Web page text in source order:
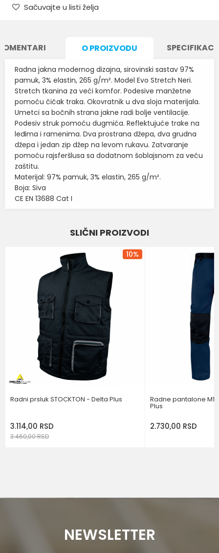
Sačuvajte u listi želja
O PROIZVODU
Radna jakna modernog dizajna, sirovinski sastav 97%
pamuk, 3% elastin, 265 g/m². Model Evo Stretch Neri.
Stretch tkanina za veći komfor. Podesive manžetne
pomoću čičak traka. Okovratnik u dva sloja materijala.
Umetci sa bočnih strana jakne radi bolje ventilacije.
Podesiv struk pomoću dugmića. Reflektujuće trake na
leđima i ramenima. Dva prostrana džepa, dva grudna
džepa i jedan zip džep na levom rukavu. Zatvaranje
pomoću rajsferšlusa sa dodatnom šoblajsnom za veću
zaštitu.
Materijal: 97% pamuk, 3% elastin, 265 g/m².
Boja: Siva
CE EN 13688 Cat I
RADNA ODELA I PANTALONE
NERI
POŠALJI
SLIČNI PROIZVODI
10%
Radni prsluk STOCKTON - Delta Plus
3.114,00 RSD
3.460,00RSD
Radne pantalone
Plus
2.730,00 RSD
NEWSLETTER